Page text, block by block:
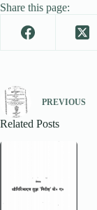
Share this page:
PREVIOUS
Related Posts